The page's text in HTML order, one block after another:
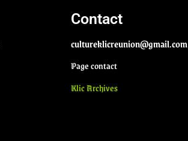
Contact
cultureklicreunion@gmail.com
Page contact
Klic Archives